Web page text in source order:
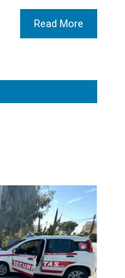
Read More